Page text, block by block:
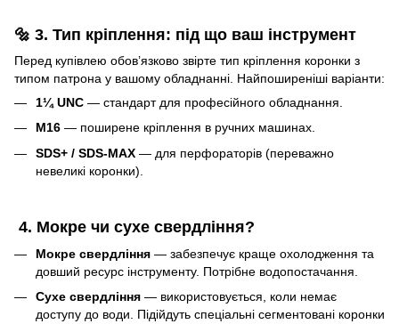
🔩 3. Тип кріплення: під що ваш інструмент
Перед купівлею обов’язково звірте тип кріплення коронки з
типом патрона у вашому обладнанні. Найпоширеніші варіанти:
1¼ UNC — стандарт для професійного обладнання.
М16 — поширене кріплення в ручних машинах.
SDS+ / SDS-MAX — для перфораторів (переважно
невеликі коронки).
4. Мокре чи сухе свердління?
Мокре свердління — забезпечує краще охолодження та
довший ресурс інструменту. Потрібне водопостачання.
Сухе свердління — використовується, коли немає
доступу до води. Підійдуть спеціальні сегментовані коронки